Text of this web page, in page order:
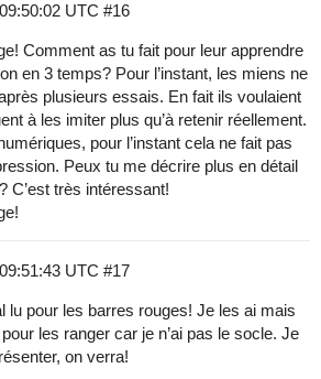
UTC #16
Comment as tu fait pour leur apprendre
en 3 temps? Pour l’instant, les miens ne
plusieurs essais. En fait ils voulaient
à les imiter plus qu’à retenir réellement.
pour l’instant cela ne fait pas
Peux tu me décrire plus en détail
C’est très intéressant!
UTC #17
lu pour les barres rouges! Je les ai mais
les ranger car je n’ai pas le socle. Je
on verra!